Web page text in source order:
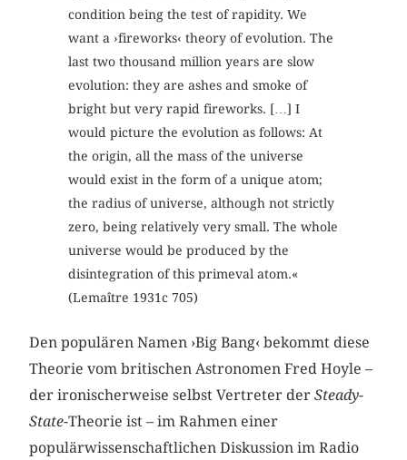
condition being the test of rapidity. We
want a ›fireworks‹ theory of evolution. The
last two thousand million years are slow
evolution: they are ashes and smoke of
bright but very rapid fireworks. […] I
would picture the evolution as follows: At
the origin, all the mass of the universe
would exist in the form of a unique atom;
the radius of universe, although not strictly
zero, being relatively very small. The whole
universe would be produced by the
disintegration of this primeval atom.«
(Lemaître 1931c 705)
Den populären Namen ›Big Bang‹ bekommt diese
Theorie vom britischen Astronomen Fred Hoyle –
der ironischerweise selbst Vertreter derSteady-
State-Theorie ist – im Rahmen einer
populärwissenschaftlichen Diskussion im Radio